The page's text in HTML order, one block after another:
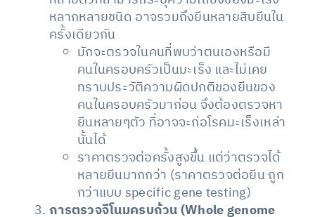
หลากหลายชนิด อาจรวมถึงยีนหลายสิบยีนใน
ครั้งเดียวกัน
มักจะตรวจในคนที่พบว่าตนเองหรือมี
คนในครอบครัวเป็นมะเร็ง และไม่เคย
ทราบประวัติความผิดปกติของยีนของ
คนในครอบครัวมาก่อน จึงต้องตรวจหา
ยีนหลายๆตัว ที่อาจจะก่อโรคมะเร็งเหล่า
นั้นได้
ราคาตรวจต่อครั้งสูงขึ้น แต่ว่าตรวจได้
หลายยีนมากกว่า (ราคาตรวจต่อยีน ถูก
กว่าแบบ specific gene testing)
การตรวจจีโนมครบถ้วน (Whole genome